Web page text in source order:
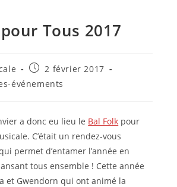
Tous 2017
Publication
publiée :
2 février 2017
événements
a donc eu lieu le Bal Folk pour
C’était un rendez-vous
permet d’entamer l’année en
tous ensemble ! Cette année
et Gwendorn qui ont animé la